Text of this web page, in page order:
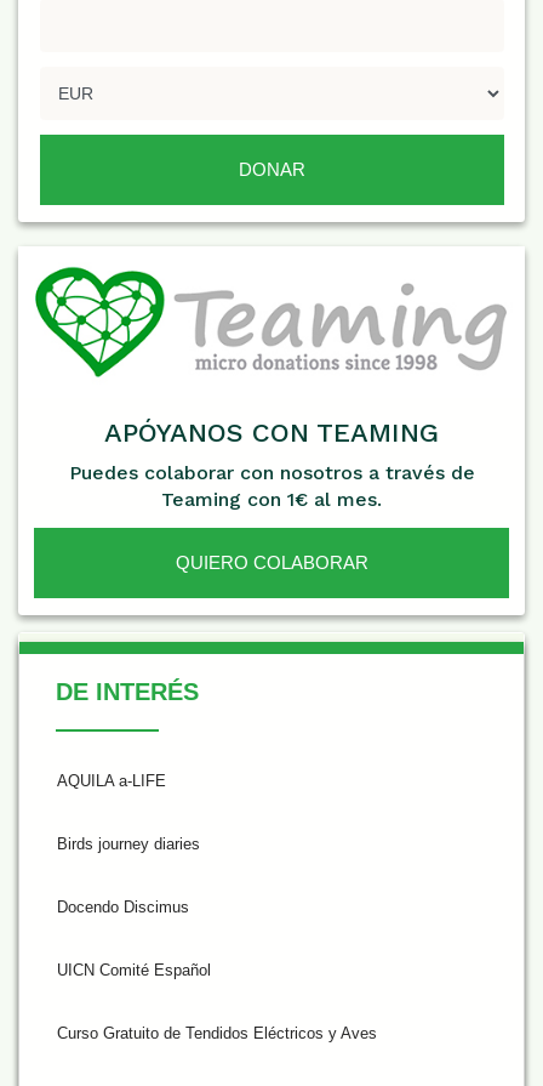
APÓYANOS CON TEAMING
Puedes colaborar con nosotros a través de
Teaming con 1€ al mes.
QUIERO COLABORAR
De Interés
DE INTERÉS
AQUILA a-LIFE
Birds journey diaries
Docendo Discimus
UICN Comité Español
Curso Gratuito de Tendidos Eléctricos y Aves